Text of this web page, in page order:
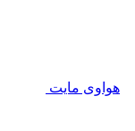
هواوى مايت